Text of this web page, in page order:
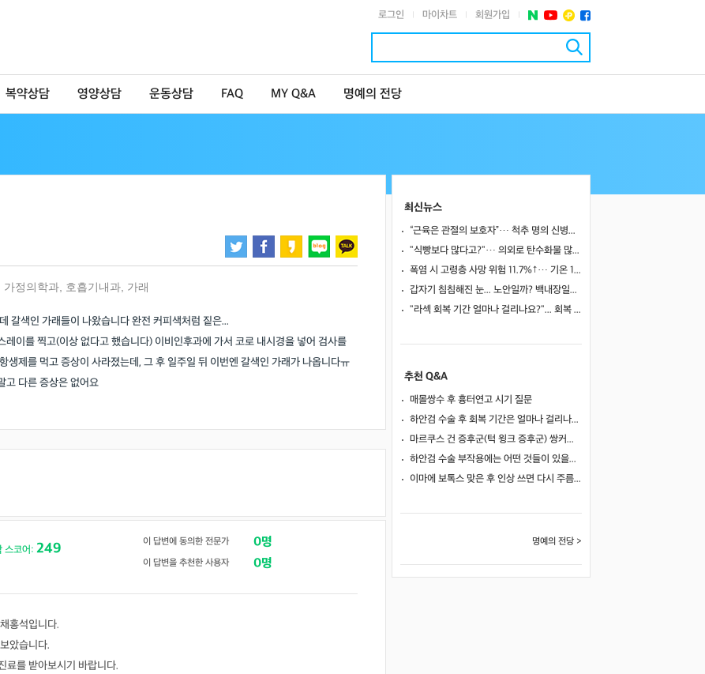
로그인 마이차트 회원가입
복약상담 영양상담 운동상담 FAQ MY Q&A 명예의 전당
가정의학과 호흡기내과 가래
갈색인 가래들이 나왔습니다 완전 커피색처럼 짙은...
레이를 찍고(이상 없다고 했습니다) 이비인후과에 가서 코로 내시경을 넣어 검사를
생제를 먹고 증상이 사라졌는데, 그 후 일주일 뒤 이번엔 갈색인 가래가 나옵니다ㅠ
고 다른 증상은 없어요
스코어: 249 이 답변에 동의한 전문가 0명
이 답변을 추천한 사용자 0명
홍석입니다.
았습니다.
료를 받아보시기 바랍니다.
최신뉴스
“근육은 관절의 보호자”… 척추 명의 신병준 교수가 말하는 하체 근육의 힘 [평생운동연구소]
"식빵보다 많다고?"… 의외로 탄수화물 많은 식품 4
폭염 시 고령층 사망 위험 11.7%↑… 기온 1도 오를 때마다 위험 높아져
갑자기 침침해진 눈... 노안일까? 백내장일까?
"라섹 회복 기간 얼마나 걸리나요?"... 회복 과정과 일상 복귀 시점
추천 Q&A
매몰쌍수 후 흉터연고 시기 질문
하안검 수술 후 회복 기간은 얼마나 걸리나요?
마르쿠스 건 증후군(턱 윙크 증후군) 쌍커풀 수술 가능 여부
하안검 수술 부작용에는 어떤 것들이 있을까요?
이마에 보톡스 맞은 후 인상 쓰면 다시 주름이 생길까요?
명예의 전당 >